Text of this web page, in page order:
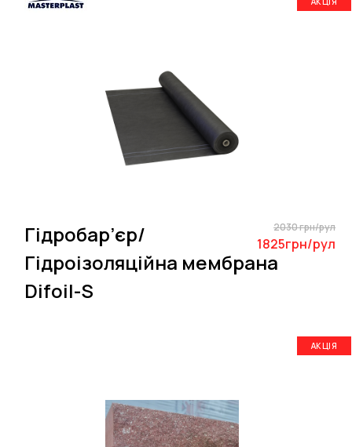
Гідробар’єр/
Гідроізоляційна мембрана
Difoil-S
2030 грн/рул
1825грн/рул
АКЦІЯ